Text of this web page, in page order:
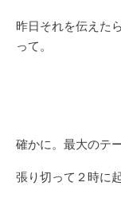
昨日それを伝えた
って。
確かに。最大のテ
張り切って２時に